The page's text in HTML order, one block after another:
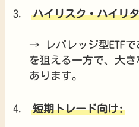
ハイリスク・ハイリ
→ レバレッジ型ETFで
を狙える一方で、大
あります。
短期トレード向け: